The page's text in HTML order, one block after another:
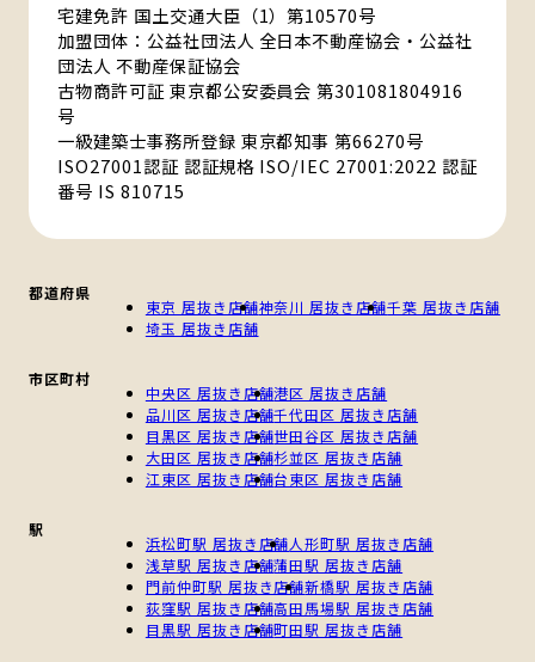
宅建免許 国土交通大臣（1）第10570号
加盟団体：公益社団法人 全日本不動産協会・公益社
団法人 不動産保証協会
古物商許可証 東京都公安委員会 第301081804916
号
一級建築士事務所登録 東京都知事 第66270号
ISO27001認証 認証規格 ISO/IEC 27001:2022 認証
番号 IS 810715
都道府県
東京 居抜き店舗神奈川 居抜き店舗千葉 居抜き店舗
埼玉 居抜き店舗
市区町村
中央区 居抜き店舗港区 居抜き店舗
品川区 居抜き店舗千代田区 居抜き店舗
目黒区 居抜き店舗世田谷区 居抜き店舗
大田区 居抜き店舗杉並区 居抜き店舗
江東区 居抜き店舗台東区 居抜き店舗
駅
浜松町駅 居抜き店舗人形町駅 居抜き店舗
浅草駅 居抜き店舗蒲田駅 居抜き店舗
門前仲町駅 居抜き店舗新橋駅 居抜き店舗
荻窪駅 居抜き店舗高田馬場駅 居抜き店舗
目黒駅 居抜き店舗町田駅 居抜き店舗